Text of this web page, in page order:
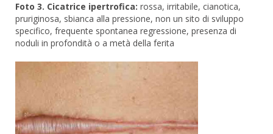
Foto 3. Cicatrice ipertrofica: rossa, irritabile, cianotica,
pruriginosa, sbianca alla pressione, non un sito di sviluppo
specifico, frequente spontanea regressione, presenza di
noduli in profondità o a metà della ferita